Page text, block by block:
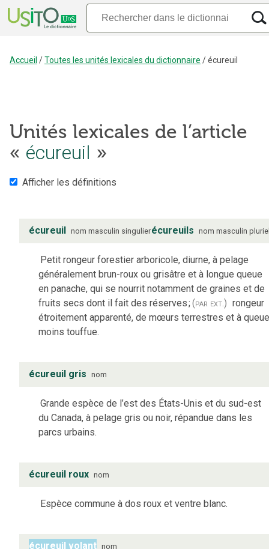
Accueil /Toutes les unités lexicales du dictionnaire /écureuil
Unités lexicales de l’article
« écureuil »
Afficher les définitions
écureuil nom masculin singulierécureuils nom masculin
Petit rongeur forestier arboricole, diurne, à pelage
généralement brun-roux ou grisâtre et à longue queue
en panache, qui se nourrit notamment de graines et de
fruits secs dont il fait des réserves;(par ext.) rongeur
étroitement apparenté, de mœurs terrestres et à queue
moins touffue.
écureuil gris nom
Grande espèce de l’est des États-Unis et du sud-est
du Canada, à pelage gris ou noir, répandue dans les
parcs urbains.
écureuil roux nom
Espèce commune à dos roux et ventre blanc.
écureuil volant nom